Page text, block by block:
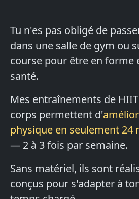
Tu n'es pas obligé de
dans une salle de gym ou
course pour être en forme
santé.
Mes entraînements de
corps permettent d'
physique en seulement 24
— 2 à 3 fois par semaine.
Sans matériel, ils sont
conçus pour s'adapter à